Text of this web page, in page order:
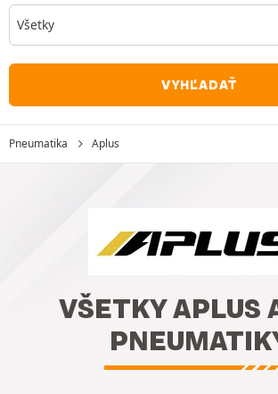
VYHĽADAŤ
Pneumatika Aplus
VŠETKY APLUS